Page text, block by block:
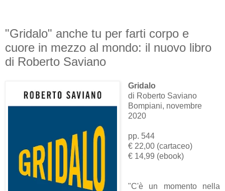
"Gridalo" anche tu per farti corpo e
cuore in mezzo al mondo: il nuovo libro
di Roberto Saviano
Gridalo
di Roberto Saviano
Bompiani, novembre
2020
pp. 544
€ 22,00 (cartaceo)
€ 14,99 (ebook)
"C'è un momento nella